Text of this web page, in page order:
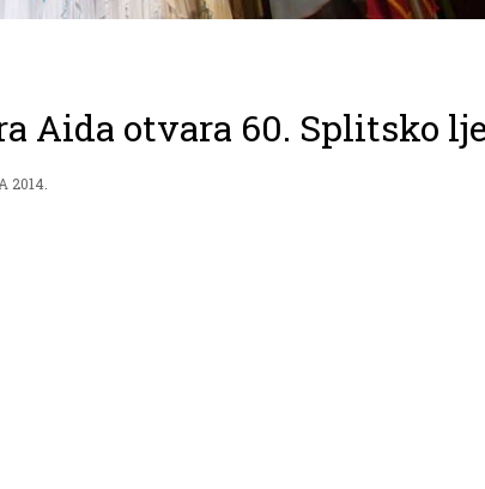
Aida otvara 60. Splitsko
2014.